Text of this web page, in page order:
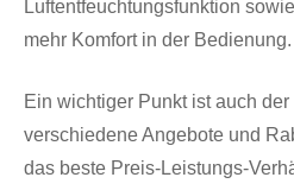
Luftentfeuchtungsfunktion
mehr Komfort in der Bedienung.
Ein wichtiger Punkt ist auch
verschiedene Angebote und
das beste Preis-Leistungs-